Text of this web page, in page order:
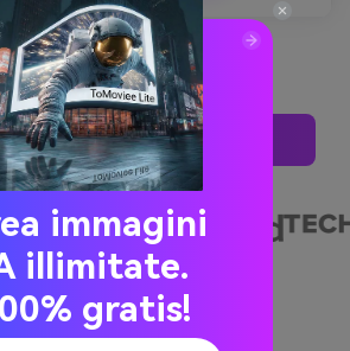
di moda.
Idee Video AI
immagini
illimitate.
gratis!